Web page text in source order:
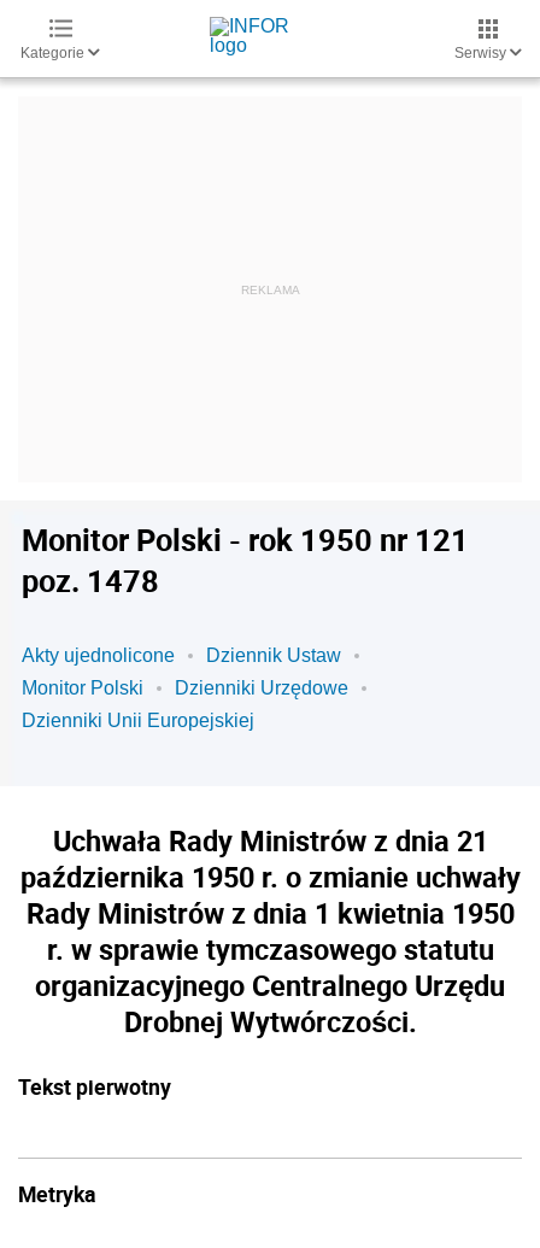
Kategorie Serwisy
Monitor Polski - rok 1950 nr 121
poz. 1478
Akty ujednolicone
Dziennik Ustaw
Monitor Polski
Dzienniki Urzędowe
Dzienniki Unii Europejskiej
Uchwała Rady Ministrów z dnia 21
października 1950 r. o zmianie uchwały
Rady Ministrów z dnia 1 kwietnia 1950
r. w sprawie tymczasowego statutu
organizacyjnego Centralnego Urzędu
Drobnej Wytwórczości.
Tekst pierwotny
Metryka